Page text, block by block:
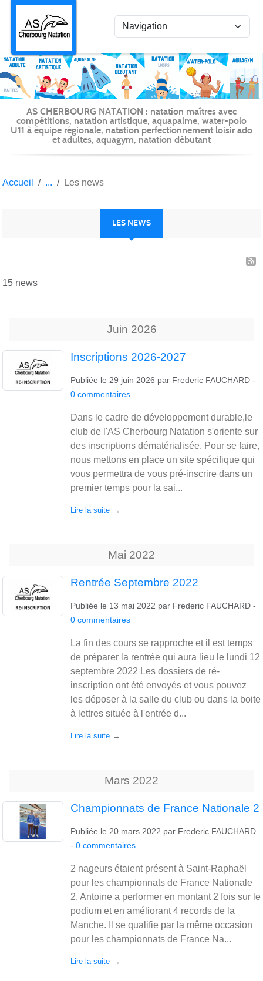
AS CHERBOURG NATATION : natation maîtres avec
compétitions, natation artistique, aquapalme, water-polo
U11 à équipe régionale, natation perfectionnement loisir ado
et adultes, aquagym, natation débutant
Accueil Les news
LES NEWS
15 news
Juin 2026
Inscriptions 2026-2027
Publiée le 29 juin 2026 par Frederic FAUCHARD -
0 commentaires
Dans le cadre de développement durable,le
club de l'AS Cherbourg Natation s'oriente sur
des inscriptions dématérialisée. Pour se faire,
nous mettons en place un site spécifique qui
vous permettra de vous pré-inscrire dans un
premier temps pour la sai...
Lire la suite
Mai 2022
Rentrée Septembre 2022
Publiée le 13 mai 2022 par Frederic FAUCHARD -
0 commentaires
La fin des cours se rapproche et il est temps
de préparer la rentrée qui aura lieu le lundi 12
septembre 2022 Les dossiers de ré-
inscription ont été envoyés et vous pouvez
les déposer à la salle du club ou dans la boite
à lettres située à l'entrée d...
Lire la suite
Mars 2022
Championnats de France Nationale 2
Publiée le 20 mars 2022 par Frederic FAUCHARD
- 0 commentaires
2 nageurs étaient présent à Saint-Raphaël
pour les championnats de France Nationale
2. Antoine a performer en montant 2 fois sur le
podium et en améliorant 4 records de la
Manche. Il se qualifie par la même occasion
pour les championnats de France Na...
Lire la suite
Panneau de gestion des cookies